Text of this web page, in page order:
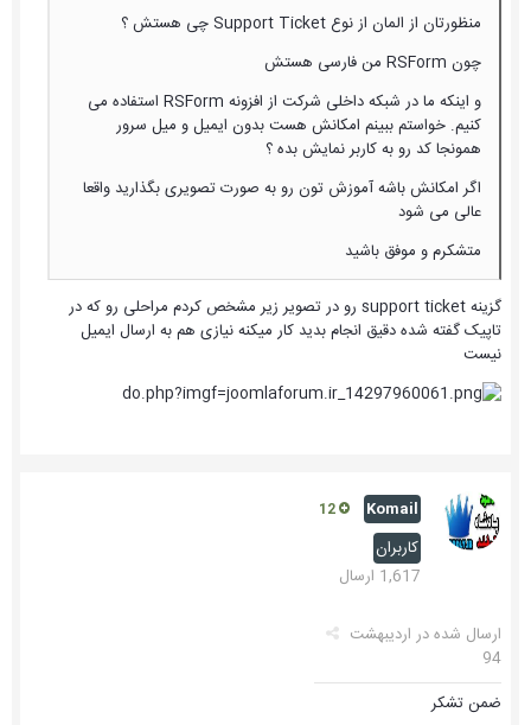
منظورتان از المان از نوع Support Ticket چی هستش ؟
چون RSForm من فارسی هستش
و اینکه ما در شبکه داخلی شرکت از افزونه RSForm استفاده می
کنیم. خواستم ببینم امکانش هست بدون ایمیل و میل سرور
همونجا کد رو به کاربر نمایش بده ؟
اگر امکانش باشه آموزش تون رو به صورت تصویری بگذارید واقعا
عالی می شود
متشکرم و موفق باشید
گزینه support ticket رو در تصویر زیر مشخص کردم مراحلی رو که در
تاپیک گفته شده دقیق انجام بدید کار میکنه نیازی هم به ارسال ایمیل
نیست
Komail
کاربران
1,617 ارسال
ارسال شده در اردیبهشت
94
ضمن تشکر